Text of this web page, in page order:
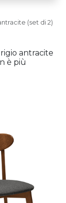
(set di 2)
antracite
è più